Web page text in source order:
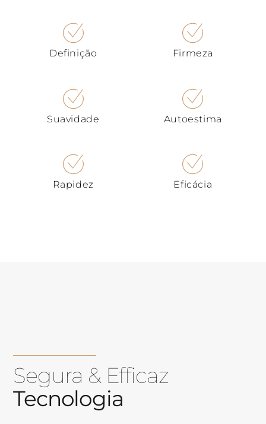
Definição Firmeza
Suavidade Autoestima
Rapidez Eficácia
Segura & Efficaz
Tecnologia